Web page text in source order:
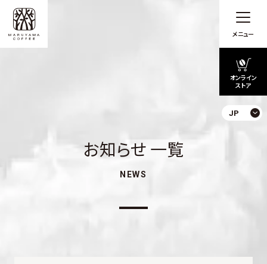
メニュー
オンライン
ストア
JP
お知らせ 一覧
NEWS